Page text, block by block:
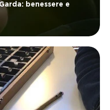
benessere e